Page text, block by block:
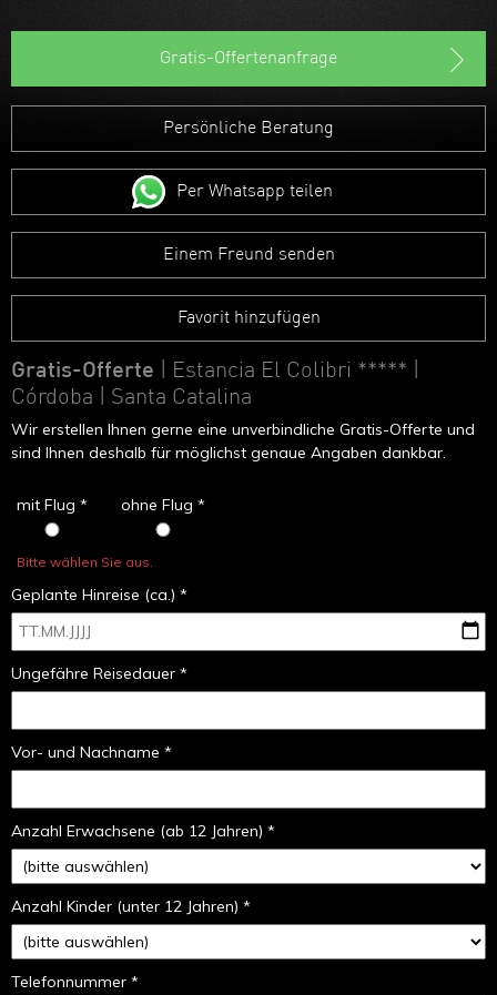
Gratis-Offertenanfrage
Persönliche Beratung
Per Whatsapp teilen
Einem Freund senden
Favorit hinzufügen
Gratis-Offerte | Estancia El Colibri *****
Córdoba | Santa Catalina
Wir erstellen Ihnen gerne eine unverbindliche Gratis-Offerte und
sind Ihnen deshalb für möglichst genaue Angaben dankbar.
mit Flug * ohne Flug *
Bitte wählen Sie aus.
Geplante Hinreise (ca.) *
Ungefähre Reisedauer *
Vor- und Nachname *
Anzahl Erwachsene (ab 12 Jahren) *
Anzahl Kinder (unter 12 Jahren) *
Telefonnummer *